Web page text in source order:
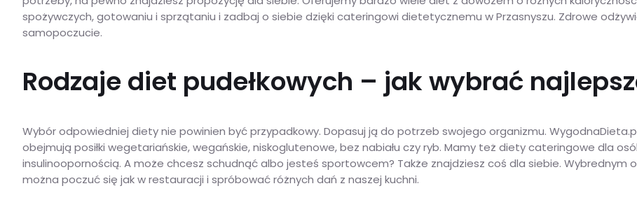
spożywczych, gotowaniu i sprzątaniu i zadbaj o siebie dzięki cateringowi dietetycznemu w Przasnyszu. Zdrowe
samopoczucie.
Rodzaje diet pudełkowych – jak wybrać
Wybór odpowiedniej diety nie powinien być przypadkowy. Dopasuj ją do potrzeb swojego organizmu.
obejmują posiłki wegetariańskie, wegańskie, niskoglutenowe, bez nabiału czy ryb. Mamy też diety cateringowe dla
insulinoopornością. A może chcesz schudnąć albo jesteś sportowcem? Także znajdziesz coś dla siebie. Wybrednym
można poczuć się jak w restauracji i spróbować różnych dań z naszej kuchni.